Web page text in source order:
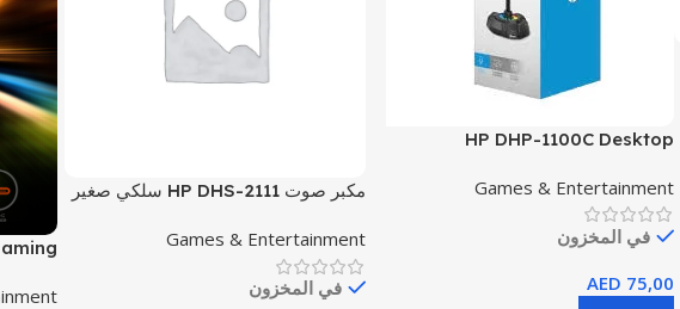
HP DHP-1100C Desktop
Games & Entertainment
في المخزون
AED 75,00
مكبر صوت HP DHS-2111 سلكي صغير
متعدد الوسائط للمنزل والكمبيوتر
المحمول والكمبيوتر المحمول
Games & Entertainment
في المخزون